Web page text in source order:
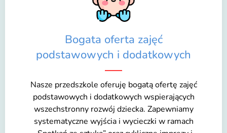
Bogata oferta zajęć
podstawowych i dodatkowych
Nasze przedszkole oferuję bogatą ofertę zajęć
podstawowych i dodatkowych wspierających
wszechstronny rozwój dziecka. Zapewniamy
systematyczne wyjścia i wycieczki w ramach